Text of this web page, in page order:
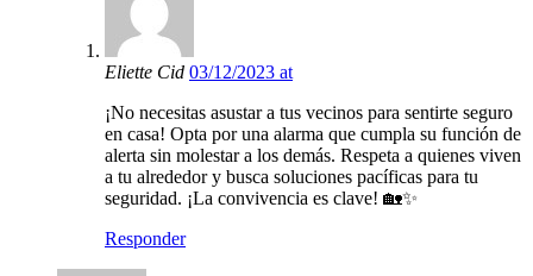
Eliette Cid 03/12/2023 at
¡No necesitas asustar a tus vecinos para sentirte seguro
en casa! Opta por una alarma que cumpla su función de
alerta sin molestar a los demás. Respeta a quienes viven
a tu alrededor y busca soluciones pacíficas para tu
seguridad. ¡La convivencia es clave! 🏡✨
Responder